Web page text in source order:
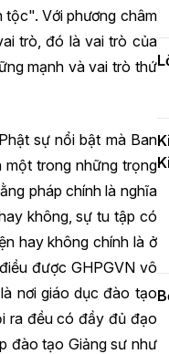
Với phương châm
trò, đó là vai trò của
mạnh và vai trò thứ
sự nổi bật mà Ban
một trong những trọng
pháp chính là nghĩa
không, sự tu tập có
hay không chính là ở
được GHPGVN vô
nơi giáo dục đào tạo
ra đều có đầy đủ đạo
đào tạo Giảng sư như